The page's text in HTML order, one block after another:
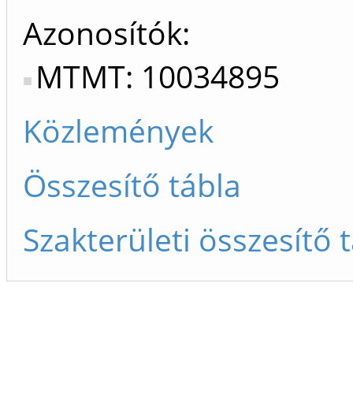
Azonosítók
MTMT: 10034895
Közlemények
Összesítő tábla
Szakterületi összesítő